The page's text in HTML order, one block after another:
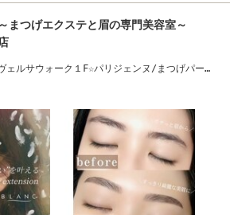
つげエクステと眉の専門美容室～
ェルサウォーク１F☆パリジェンヌ/まつげパー